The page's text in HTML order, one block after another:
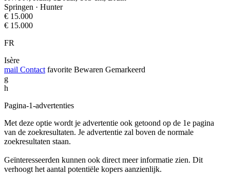
Springen · Hunter
€ 15.000
€ 15.000
FR
Isère
mail Contact favorite Bewaren Gemarkeerd
g
h
Pagina-1-advertenties
Met deze optie wordt je advertentie ook getoond op de 1e pagina
van de zoekresultaten. Je advertentie zal boven de normale
zoekresultaten staan.
Geïnteresseerden kunnen ook direct meer informatie zien. Dit
verhoogt het aantal potentiële kopers aanzienlijk.